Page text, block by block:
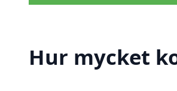
Hur mycket